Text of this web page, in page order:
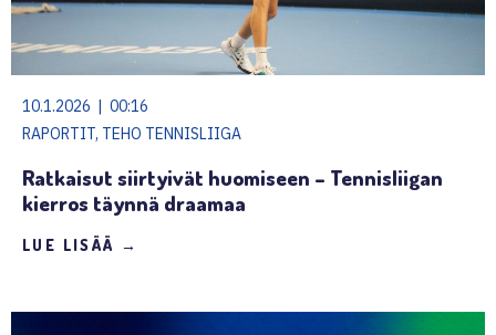
10.1.2026 | 00:16
RAPORTIT, TEHO TENNISLIIGA
Ratkaisut siirtyivät huomiseen – Tennisliigan
kierros täynnä draamaa
LUE LISÄÄ →